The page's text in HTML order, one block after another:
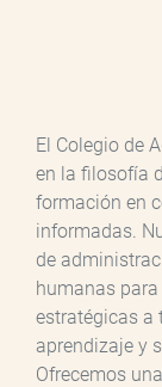
El Colegio de
en la filosofía
formación en
informadas.
de
humanas
estratégicas a
aprendizaje y
Ofrecemos